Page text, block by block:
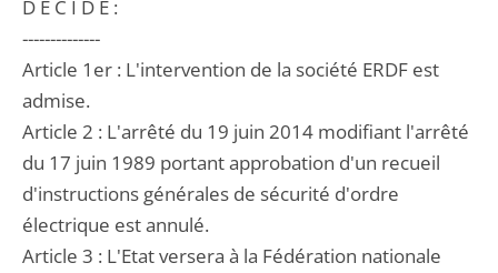
D E C I D E :
--------------
Article 1er : L'intervention de la société ERDF est
admise.
Article 2 : L'arrêté du 19 juin 2014 modifiant l'arrêté
du 17 juin 1989 portant approbation d'un recueil
d'instructions générales de sécurité d'ordre
électrique est annulé.
Article 3 : L'Etat versera à la Fédération nationale